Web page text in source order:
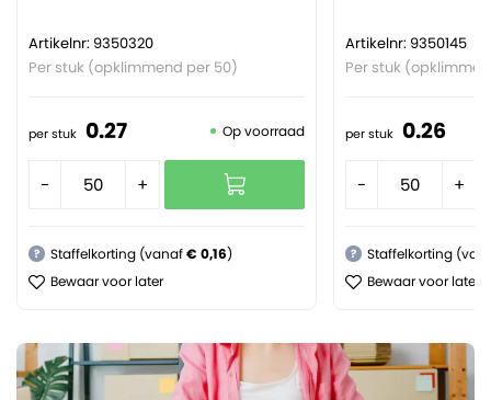
Artikelnr: 9350320
Per stuk (opklimmend per 50)
per stuk 0.27 Op voorraad
- +
? Staffelkorting (vanaf€ 0,16)
Bewaar voor later
Artikelnr: 9350145
Per stuk
per stuk 0.26
- +
?
Staffelkorting
Bewaar voor later